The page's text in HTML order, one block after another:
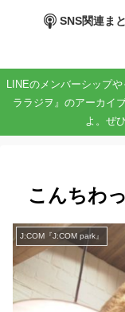
SNS関連ま
LINEのメンバーシップ
ララジヲ』のアーカイ
よ。ぜ
こんちわ
J:COM『J:COM park』